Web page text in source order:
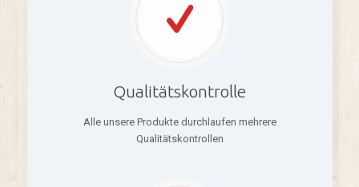
Qualitätskontrolle
Alle unsere Produkte durchlaufen mehrere
Qualitätskontrollen